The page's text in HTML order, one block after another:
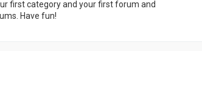
first category and your first forum and
Have fun!